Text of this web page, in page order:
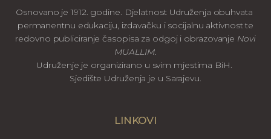
Osnovano je 1912. godine. Djelatnost Udruženja obuhvata
permanentnu edukaciju, izdavačku i socijalnu aktivnost te
redovno publiciranje časopisa za odgoj i obrazovanje Novi
MUALLIM.
Udruženje je organizirano u svim mjestima BiH.
Sjedište Udruženja je u Sarajevu.
LINKOVI